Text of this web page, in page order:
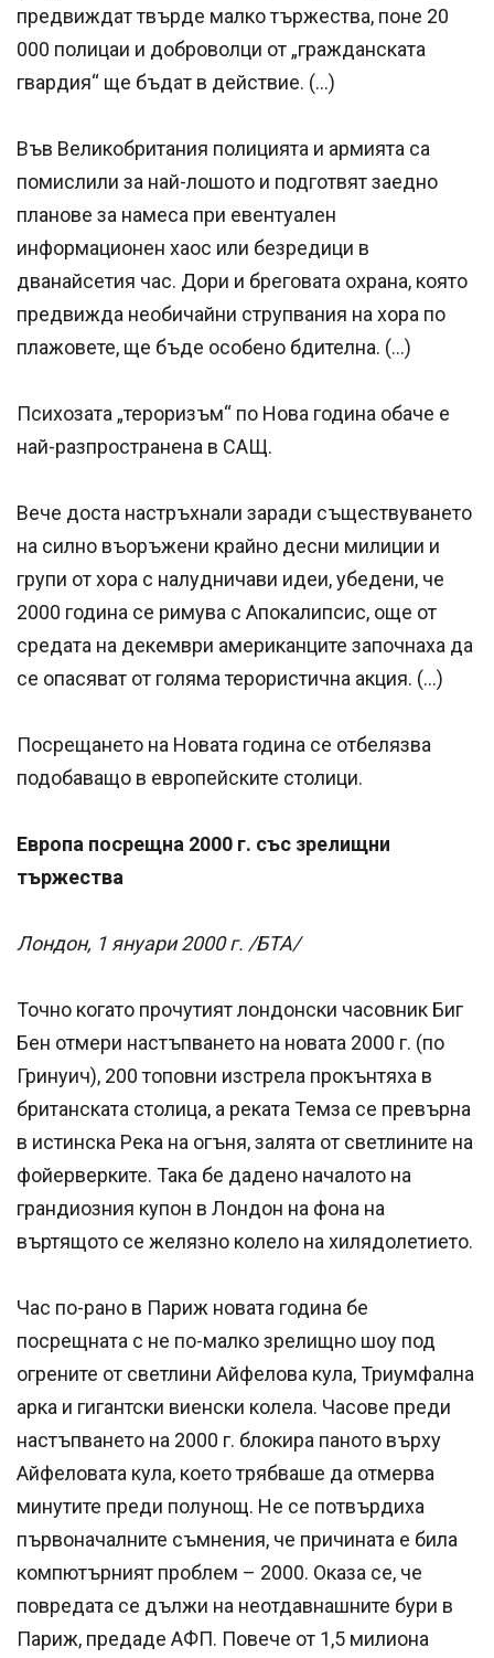
предвиждат твърде малко тържества, поне 20
000 полицаи и доброволци от „гражданската
гвардия“ ще бъдат в действие. (…)
Във Великобритания полицията и армията са
помислили за най-лошото и подготвят заедно
планове за намеса при евентуален
информационен хаос или безредици в
дванайсетия час. Дори и бреговата охрана, която
предвижда необичайни струпвания на хора по
плажовете, ще бъде особено бдителна. (…)
Психозата „тероризъм“ по Нова година обаче е
най-разпространена в САЩ.
Вече доста настръхнали заради съществуването
на силно въоръжени крайно десни милиции и
групи от хора с налудничави идеи, убедени, че
2000 година се римува с Апокалипсис, още от
средата на декември американците започнаха да
се опасяват от голяма терористична акция. (…)
Посрещането на Новата година се отбелязва
подобаващо в европейските столици.
Европа посрещна 2000 г. със зрелищни
тържества
Лондон, 1 януари 2000 г. /БТА/
Точно когато прочутият лондонски часовник Биг
Бен отмери настъпването на новата 2000 г. (по
Гринуич), 200 топовни изстрела прокънтяха в
британската столица, а реката Темза се превърна
в истинска Река на огъня, залята от светлините на
фойерверките. Така бе дадено началото на
грандиозния купон в Лондон на фона на
въртящото се желязно колело на хилядолетието.
Час по-рано в Париж новата година бе
посрещната с не по-малко зрелищно шоу под
огрените от светлини Айфелова кула, Триумфална
арка и гигантски виенски колела. Часове преди
настъпването на 2000 г. блокира паното върху
Айфеловата кула, което трябваше да отмерва
минутите преди полунощ. Не се потвърдиха
първоначалните съмнения, че причината е била
компютърният проблем – 2000. Оказа се, че
повредата се дължи на неотдавнашните бури в
Париж, предаде АФП. Повече от 1,5 милиона